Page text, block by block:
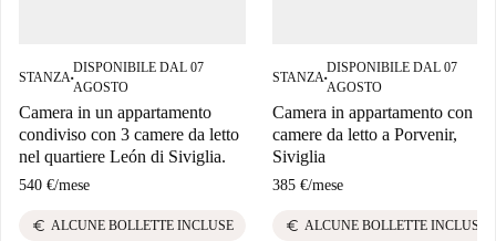
STANZA■
DISPONIBILE DAL 07
AGOSTO
Camera in un appartamento
condiviso con 3 camere da letto
nel quartiere León di Siviglia.
540 €/mese
euro ALCUNE BOLLETTE INCLUSE
STANZA■
DISPONIBILE DAL 07
AGOSTO
Camera in appartamento con 4
camere da letto a Porvenir,
Siviglia
385 €/mese
euro ALCUNE BOLLETTE INCLUSE